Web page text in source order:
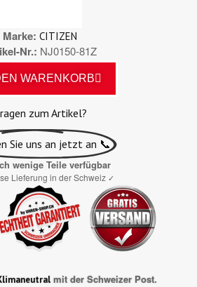
Marke CITIZEN
Nr. NJ0150-81Z
WARENKORB
zum Artikel?
Sie uns an jetzt an 📞
wenige Teile verfügbar
Lieferung in der Schweiz ✓
mit der Schweizer Post.